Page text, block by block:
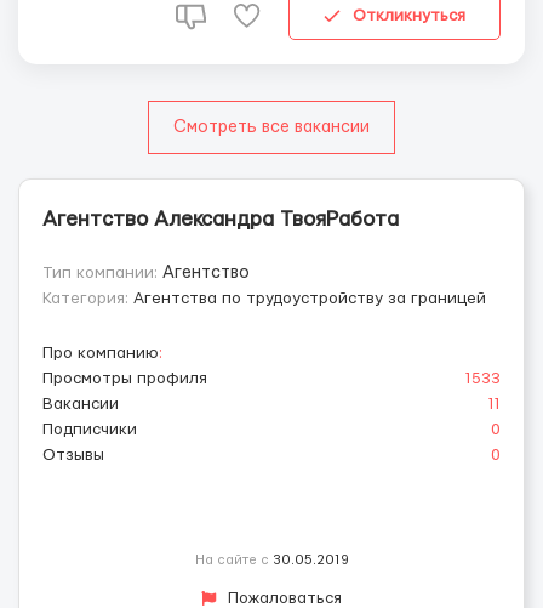
чистоты на рабочем месте. Рабочи... Откликнуться
Смотреть все вакансии
Агентство Александра ТвояРабота
Тип компании: Агентство
Категория: Агентства по трудоустройству за границей
Про компанию:
Просмотры профиля
1533
Вакансии
11
Подписчики
0
Отзывы
0
На сайте с 30.05.2019
Пожаловаться